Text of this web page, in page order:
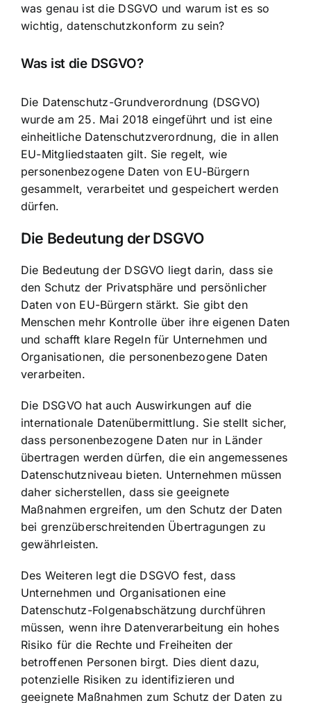
was genau ist die DSGVO und warum ist es so
wichtig, datenschutzkonform zu sein?
Was ist die DSGVO?
Die Datenschutz-Grundverordnung (DSGVO)
wurde am 25. Mai 2018 eingeführt und ist eine
einheitliche Datenschutzverordnung, die in allen
EU-Mitgliedstaaten gilt. Sie regelt, wie
personenbezogene Daten von EU-Bürgern
gesammelt, verarbeitet und gespeichert werden
dürfen.
Die Bedeutung der DSGVO
Die Bedeutung der DSGVO liegt darin, dass sie
den Schutz der Privatsphäre und persönlicher
Daten von EU-Bürgern stärkt. Sie gibt den
Menschen mehr Kontrolle über ihre eigenen Daten
und schafft klare Regeln für Unternehmen und
Organisationen, die personenbezogene Daten
verarbeiten.
Die DSGVO hat auch Auswirkungen auf die
internationale Datenübermittlung. Sie stellt sicher,
dass personenbezogene Daten nur in Länder
übertragen werden dürfen, die ein angemessenes
Datenschutzniveau bieten. Unternehmen müssen
daher sicherstellen, dass sie geeignete
Maßnahmen ergreifen, um den Schutz der Daten
bei grenzüberschreitenden Übertragungen zu
gewährleisten.
Des Weiteren legt die DSGVO fest, dass
Unternehmen und Organisationen eine
Datenschutz-Folgenabschätzung durchführen
müssen, wenn ihre Datenverarbeitung ein hohes
Risiko für die Rechte und Freiheiten der
betroffenen Personen birgt. Dies dient dazu,
potenzielle Risiken zu identifizieren und
geeignete Maßnahmen zum Schutz der Daten zu